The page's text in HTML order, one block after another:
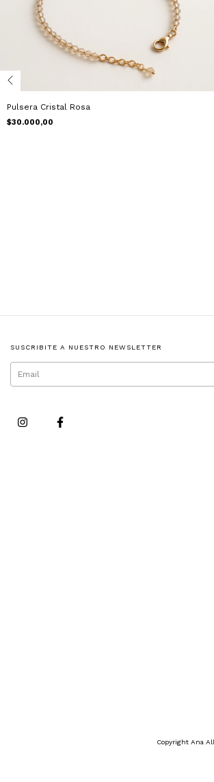
Pulsera Cristal Rosa
$30.000,00
SUSCRIBITE A NUESTRO NEWSLETTER
Copyright Ana